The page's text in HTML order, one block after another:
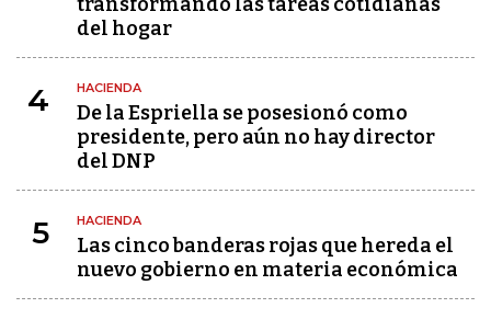
del hogar
4 HACIENDA
De la Espriella se posesionó como
presidente, pero aún no hay director
del DNP
5 HACIENDA
Las cinco banderas rojas que hereda el
nuevo gobierno en materia económica